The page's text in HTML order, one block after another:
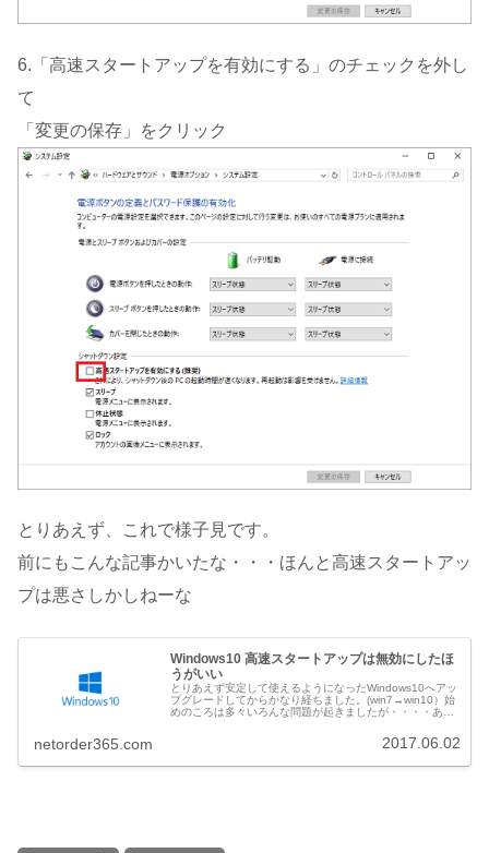
6.「高速スタートアップを有効にする」のチェックを外し
て
「変更の保存」をクリック
とりあえず、これで様子見です。
前にもこんな記事かいたな・・・ほんと高速スタートアッ
プは悪さしかしねーな
Windows10 高速スタートアップは無効にしたほ
うがいい
とりあえず安定して使えるようになったWindows10へアッ
プグレードしてからかなり経ちました。(win7→win10）始
めのころは多々いろんな問題が起きましたが・・・・あん
netorder365.com 2017.06.02